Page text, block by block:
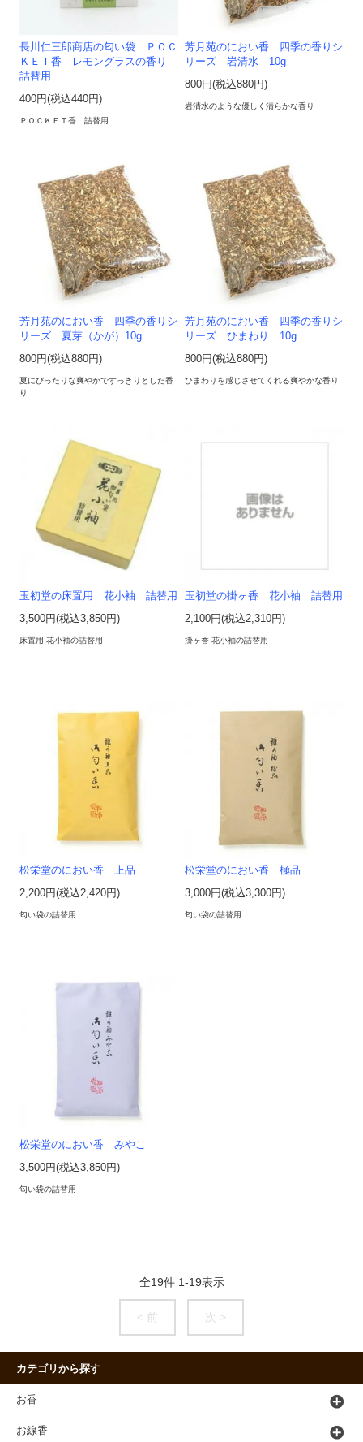
長川仁三郎商店の匂い袋 ＰＯＣ
ＫＥＴ香 レモングラスの香り
詰替用
400円(税込440円)
ＰＯＣＫＥＴ香 詰替用
芳月苑のにおい香 四季の香りシ
リーズ 岩清水 10g
800円(税込880円)
岩清水のような優しく清らかな香り
芳月苑のにおい香 四季の香りシ
リーズ 夏芽（かが）10g
800円(税込880円)
夏にぴったりな爽やかですっきりとした香
り
芳月苑のにおい香 四季の香りシ
リーズ ひまわり 10g
800円(税込880円)
ひまわりを感じさせてくれる爽やかな香り
玉初堂の床置用 花小袖 詰替用
3,500円(税込3,850円)
床置用 花小袖の詰替用
玉初堂の掛ヶ香 花小袖 詰替用
2,100円(税込2,310円)
掛ヶ香 花小袖の詰替用
松栄堂のにおい香 上品
2,200円(税込2,420円)
匂い袋の詰替用
松栄堂のにおい香 極品
3,000円(税込3,300円)
匂い袋の詰替用
松栄堂のにおい香 みやこ
3,500円(税込3,850円)
匂い袋の詰替用
全19件 1-19表示
< 前 次 >
カテゴリから探す
お香
お線香